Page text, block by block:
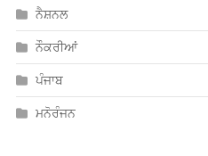
ਨੌਕਰੀਆਂ
ਪੰਜਾਬ
ਮਨੋਰੰਜਨ